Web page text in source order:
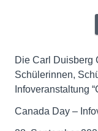
Die Carl Duisberg
Schülerinnen,
Infoveranstaltung
Canada Day –